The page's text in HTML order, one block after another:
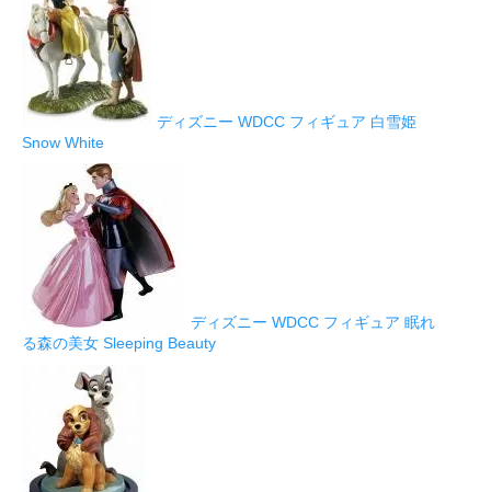
ディズニー WDCC フィギュア 白雪姫
Snow White
ディズニー WDCC フィギュア 眠れ
る森の美女 Sleeping Beauty